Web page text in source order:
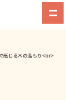
感じる木の温もり<br>